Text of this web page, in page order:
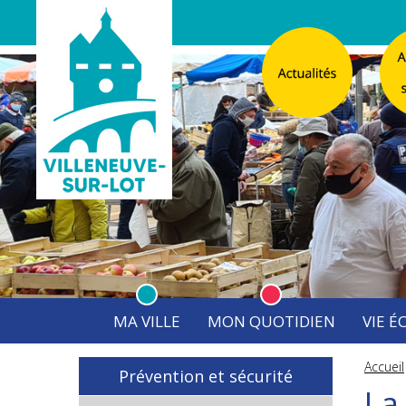
MA VILLE
L'Atelier
Affichage légal numérique
MON QUOTIDIEN
L’Agence Postale
VIE
Prévention et sécurité Accueil